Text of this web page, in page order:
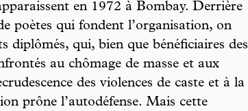
en 1972 à Bombay. Derrière
poètes qui fondent l’organisation, on
diplômés, qui, bien que bénéficiaires des
au chômage de masse et aux
des violences de caste et à la
prône l’autodéfense. Mais cette